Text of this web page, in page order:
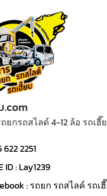
.com
ยกรถสไลด์ 4-12 ล้อ รถเ
2251
ID : Lay1239
: รถยก รถสไลค์ รถเ